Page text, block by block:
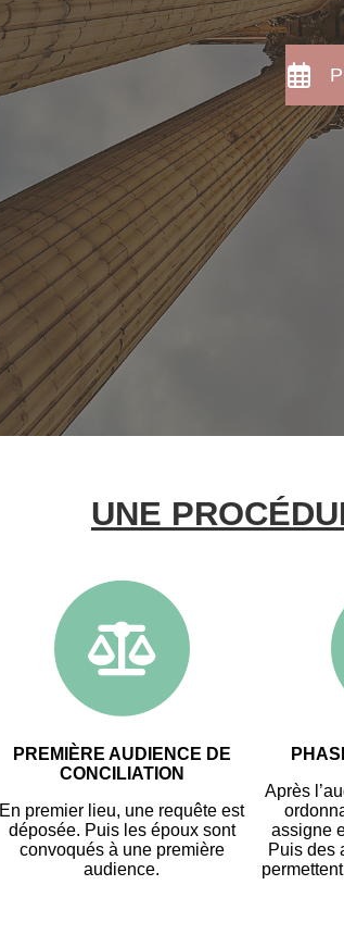
UNE
PREMIÈRE AUDIENCE DE
CONCILIATION
En premier lieu, une requête est
déposée. Puis les époux sont
convoqués à une première
audience.
Après
assigne
Puis des